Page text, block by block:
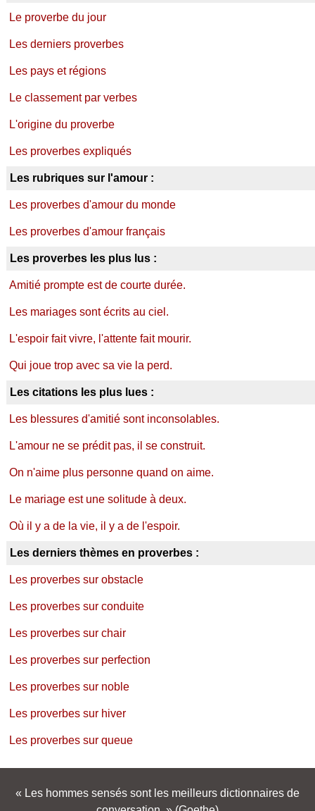
Le proverbe du jour
Les derniers proverbes
Les pays et régions
Le classement par verbes
L'origine du proverbe
Les proverbes expliqués
Les rubriques sur l'amour :
Les proverbes d'amour du monde
Les proverbes d'amour français
Les proverbes les plus lus :
Amitié prompte est de courte durée.
Les mariages sont écrits au ciel.
L'espoir fait vivre, l'attente fait mourir.
Qui joue trop avec sa vie la perd.
Les citations les plus lues :
Les blessures d'amitié sont inconsolables.
L'amour ne se prédit pas, il se construit.
On n'aime plus personne quand on aime.
Le mariage est une solitude à deux.
Où il y a de la vie, il y a de l'espoir.
Les derniers thèmes en proverbes :
Les proverbes sur obstacle
Les proverbes sur conduite
Les proverbes sur chair
Les proverbes sur perfection
Les proverbes sur noble
Les proverbes sur hiver
Les proverbes sur queue
Les hommes sensés sont les meilleurs dictionnaires de